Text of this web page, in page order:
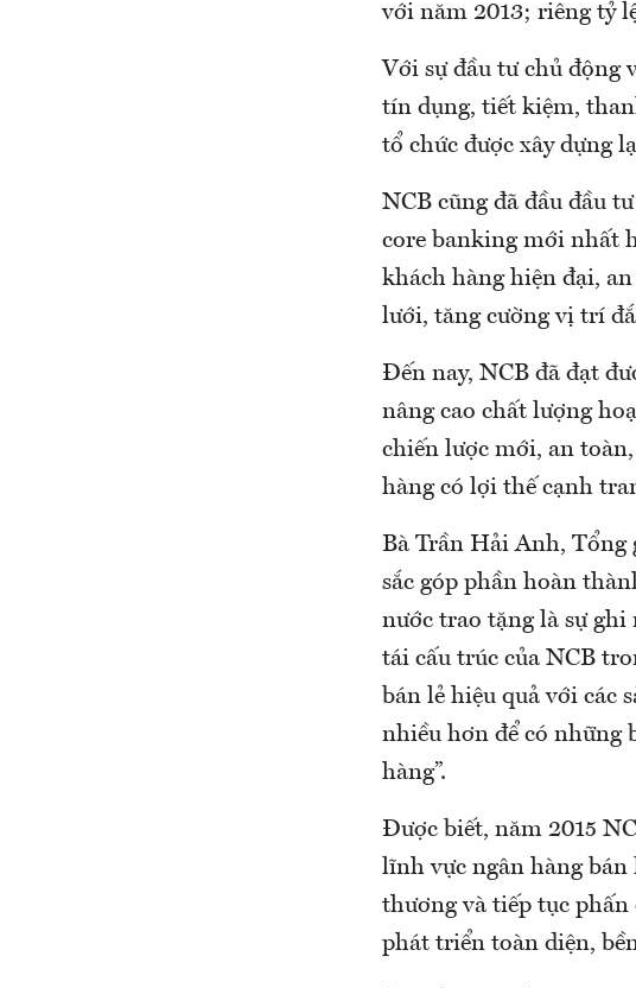
với năm 2013; riêng tỷ
Với sự đầu tư chủ động
tín dụng, tiết kiệm,
tổ chức được xây dựng
NCB cũng đã đầu đầu
core banking mới nhất
khách hàng hiện đại,
lưới, tăng cường vị trí
Đến nay, NCB đã đạt
nâng cao chất lượng
chiến lược mới, an
hàng có lợi thế cạnh
Bà Trần Hải Anh, Tổng
sắc góp phần hoàn
nước trao tặng là sự
tái cấu trúc của NCB
bán lẻ hiệu quả với các
nhiều hơn để có những
hàng”.
Được biết, năm 2015
lĩnh vực ngân hàng bán
thương và tiếp tục phấn
phát triển toàn diện,